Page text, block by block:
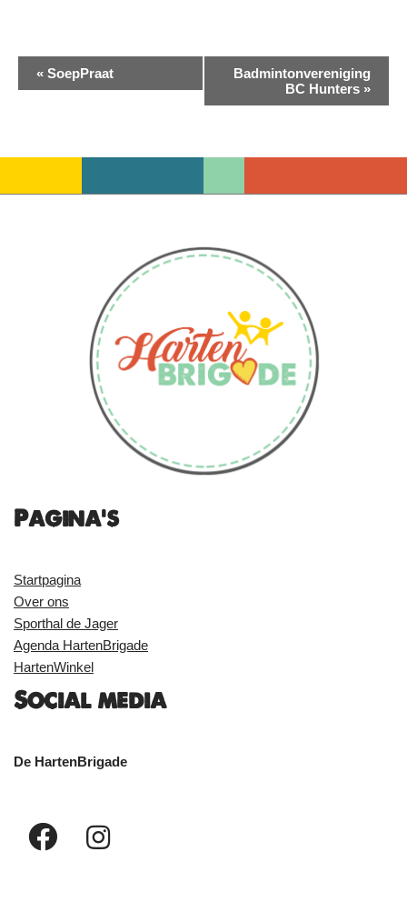
Evenement
« SoepPraat
Badmintonvereniging
BC Hunters »
Pagina's
Startpagina
Over ons
Sporthal de Jager
Agenda HartenBrigade
HartenWinkel
Social media
De HartenBrigade